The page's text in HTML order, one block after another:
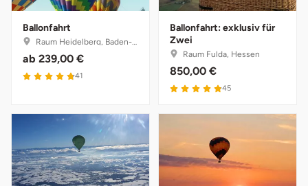
Ballonfahrt
Raum Heidelberg, Baden-Württemberg
ab 239,00 €
41
Ballonfahrt: exklusiv für
Zwei
Raum Fulda, Hessen
850,00 €
45